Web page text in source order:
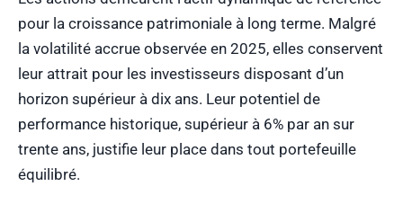
pour la croissance patrimoniale à long terme. Malgré
la volatilité accrue observée en 2025, elles conservent
leur attrait pour les investisseurs disposant d’un
horizon supérieur à dix ans. Leur potentiel de
performance historique, supérieur à 6% par an sur
trente ans, justifie leur place dans tout portefeuille
équilibré.